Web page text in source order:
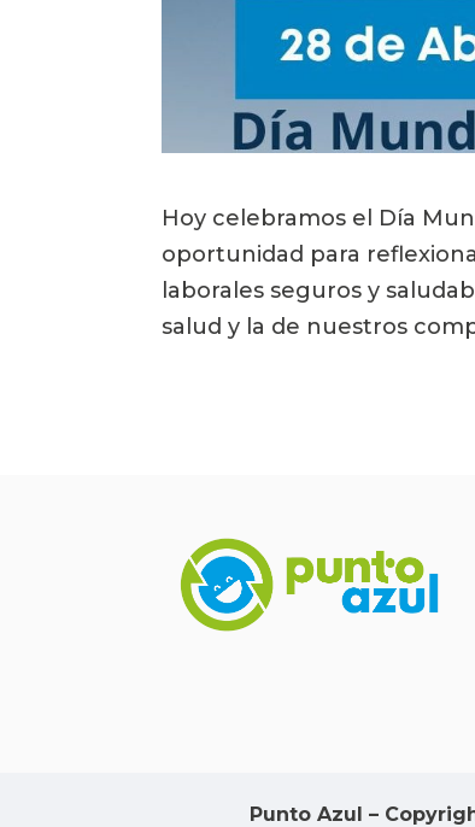
Hoy celebramos el Día
oportunidad para
laborales seguros y
salud y la de nuestros
Punto Azul –